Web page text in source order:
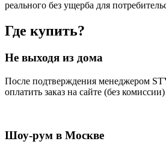
реального без ущерба для
Где купить?
Не выходя из дома
После подтверждения менеджером
оплатить заказ на сайте (без
Шоу-рум в Москве